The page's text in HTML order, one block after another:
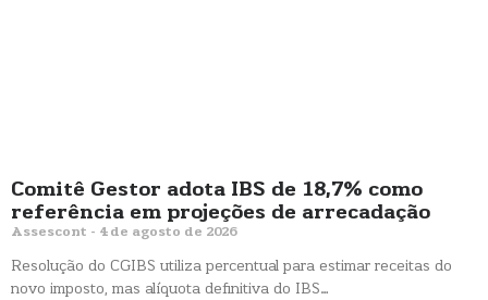
Comitê Gestor adota IBS de 18,7% como
referência em projeções de arrecadação
Assescont 4 de agosto de 2026
Resolução do CGIBS utiliza percentual para estimar receitas do
novo imposto, mas alíquota definitiva do IBS…